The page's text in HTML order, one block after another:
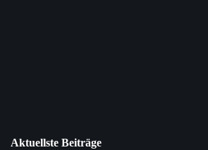
Aktuellste Beiträge